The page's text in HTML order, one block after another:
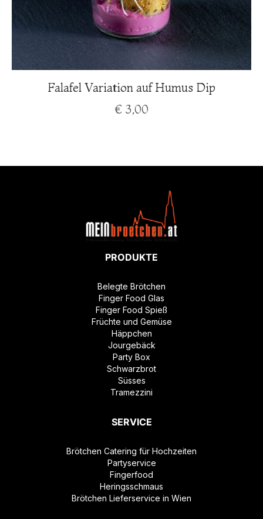
Falafel Variation auf Humus Dip
€ 3,00
PRODUKTE
Belegte Brötchen
Finger Food Glas
Finger Food Spieß
Früchte und Gemüse
Häppchen
Jourgebäck
Party Box
Schwarzbrot
Süsses
Tramezzini
SERVICE
Brötchen Catering für Hochzeiten
Partyservice
Fingerfood
Heringsschmaus
Brötchen Lieferservice in Wien